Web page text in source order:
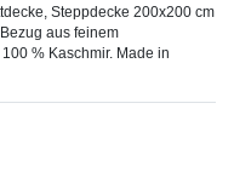
Steppdecke 200x200 cm
aus feinem
% Kaschmir. Made in